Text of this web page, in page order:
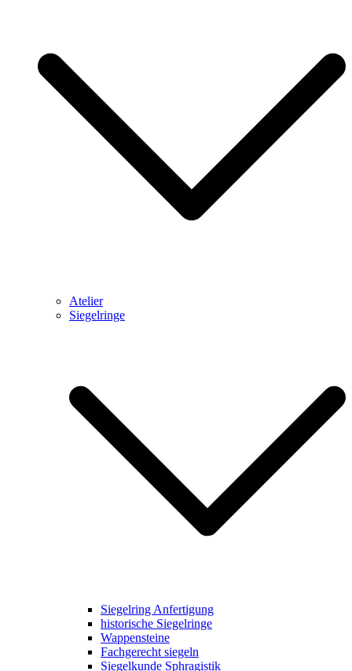
Atelier
Siegelringe
Siegelring Anfertigung
historische Siegelringe
Wappensteine
Fachgerecht siegeln
Siegelkunde Sphragistik